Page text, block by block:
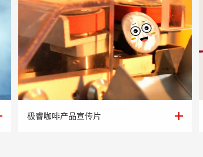
极睿咖啡产品宣传片
极睿咖啡产品宣传片